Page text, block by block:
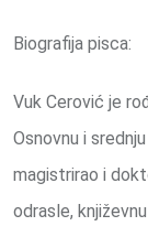
Biografija pisca:
Vuk Cerović je
Osnovnu i
magistrirao i
odrasle,